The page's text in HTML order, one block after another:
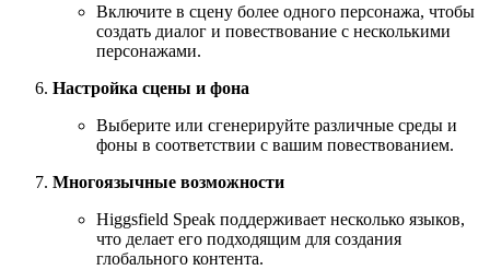
Включите в сцену более одного персонажа, чтобы
создать диалог и повествование с несколькими
персонажами.
Настройка сцены и фона
Выберите или сгенерируйте различные среды и
фоны в соответствии с вашим повествованием.
Многоязычные возможности
Higgsfield Speak поддерживает несколько языков,
что делает его подходящим для создания
глобального контента.